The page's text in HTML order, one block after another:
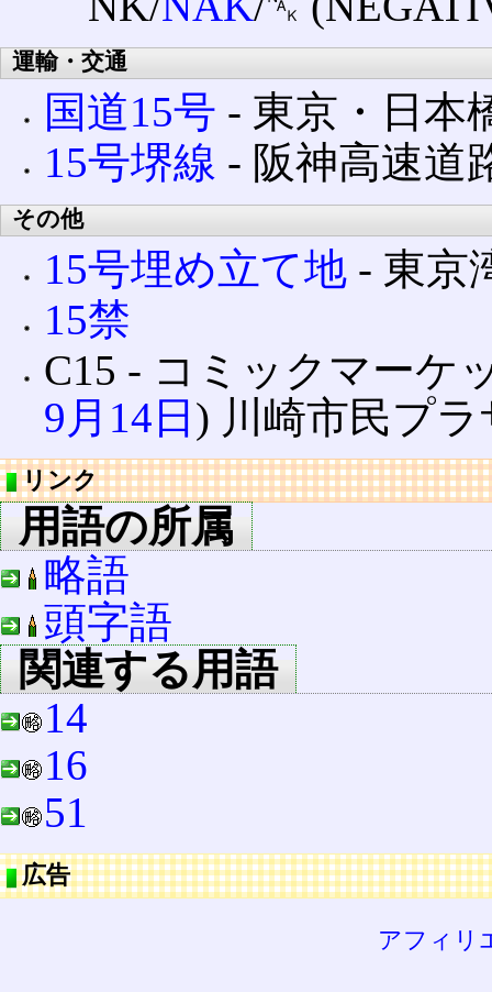
運輸・交通
国道15号 ‐ 東京・日本
15号堺線 ‐ 阪神高速道
その他
15号埋め立て地 ‐ 東京
15禁
C15 ‐ コミックマーケ
9月14日 ) 川崎市民プラ
リンク
用語の所属
略語
頭字語
関連する用語
14
16
51
広告
アフィリ